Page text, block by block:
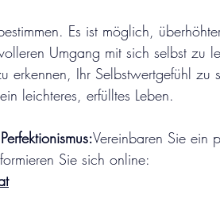
Es ist möglich,
Umgang mit sich selbst zu
Ihr Selbstwertgefühl zu
leichteres, erfülltes Leben.
Vereinbaren Sie ein
Sie sich online: